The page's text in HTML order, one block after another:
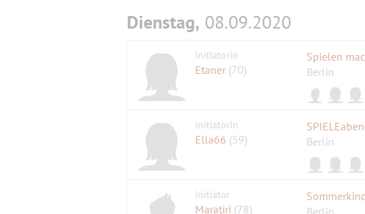
Dienstag, 08.09.2020
Initiatorin
Etaner (70)
Spielen
Berlin
Initiatorin
Ella66 (59)
Berlin
Initiator
Maratiri (78)
Berlin